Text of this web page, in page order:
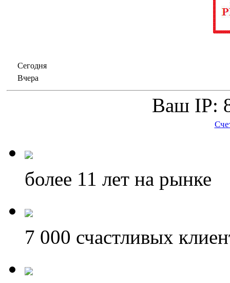
Сегодня
Вчера
Ваш IP:
более 11 лет на рынке
7 000 счастливых